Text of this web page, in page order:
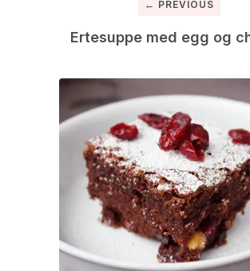
← PREVIOUS
Ertesuppe med egg og